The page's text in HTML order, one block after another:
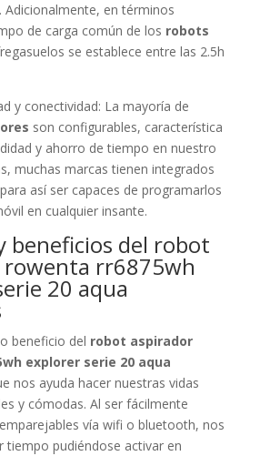
Adicionalmente, en términos
de carga común de los robots
se establece entre las 2.5h
y conectividad: La mayoría de
son configurables, característica
y ahorro de tiempo en nuestro
muchas marcas tienen integrados
así ser capaces de programarlos
en cualquier insante.
beneficios del robot
rowenta rr6875wh
20 aqua
beneficio del robot aspirador
explorer serie 20 aqua
nos ayuda hacer nuestras vidas
y cómodas. Al ser fácilmente
vía wifi o bluetooth, nos
tiempo pudiéndose activar en